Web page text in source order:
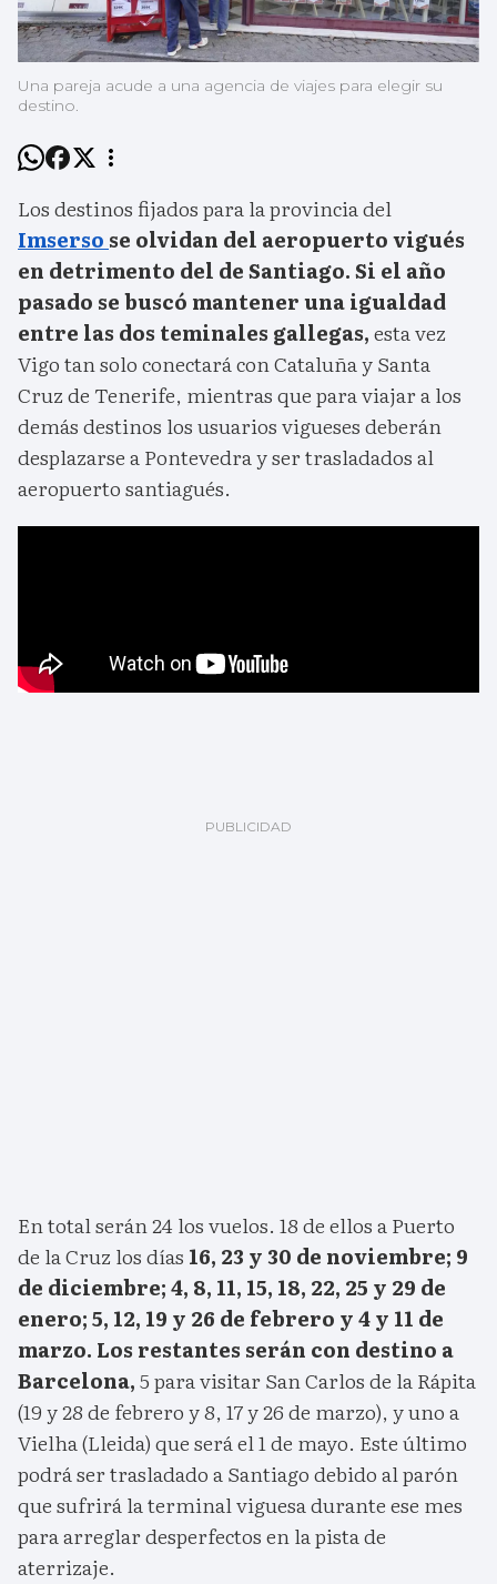
Una pareja acude a una agencia de viajes para elegir su
destino.
Los destinos fijados para la provincia del
Imserso se olvidan del aeropuerto vigués
en detrimento del de Santiago. Si el año
pasado se buscó mantener una igualdad
entre las dos teminales gallegas,esta vez
Vigo tan solo conectará con Cataluña y Santa
Cruz de Tenerife, mientras que para viajar a los
demás destinos los usuarios vigueses deberán
desplazarse a Pontevedra y ser trasladados al
aeropuerto santiagués.
En total serán 24 los vuelos. 18 de ellos a Puerto
de la Cruz los días 16, 23 y 30 de noviembre; 9
de diciembre; 4, 8, 11, 15, 18, 22, 25 y 29 de
enero; 5, 12, 19 y 26 de febrero y 4 y 11 de
marzo. Los restantes serán con destino a
Barcelona,5 para visitar San Carlos de la Rápita
(19 y 28 de febrero y 8, 17 y 26 de marzo), y uno a
Vielha (Lleida) que será el 1 de mayo. Este último
podrá ser trasladado a Santiago debido al parón
que sufrirá la terminal viguesa durante ese mes
para arreglar desperfectos en la pista de
aterrizaje.